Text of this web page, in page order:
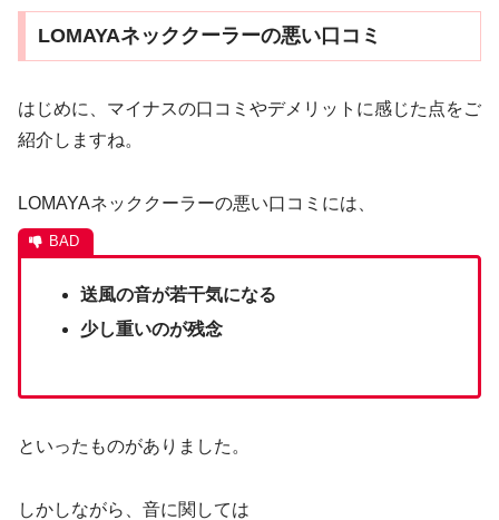
LOMAYAネッククーラーの悪い口コミ
はじめに、マイナスの口コミやデメリットに感じた点をご
紹介しますね。
LOMAYAネッククーラーの悪い口コミには、
送風の音が若干気になる
少し重いのが残念
といったものがありました。
しかしながら、音に関しては